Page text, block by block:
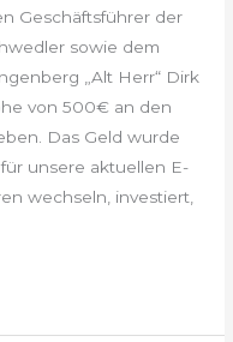
Geschäftsführer der
sowie dem
„Alt Herr“ Dirk
von 500€ an den
Das Geld wurde
unsere aktuellen E-
wechseln, investiert,